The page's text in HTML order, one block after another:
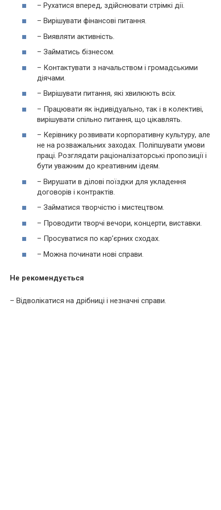
– Рухатися вперед, здійснювати стрімкі дії.
– Вирішувати фінансові питання.
– Виявляти активність.
– Займатись бізнесом.
– Контактувати з начальством і громадськими
діячами.
– Вирішувати питання, які хвилюють всіх.
– Працювати як індивідуально, так і в колективі,
вирішувати спільно питання, що цікавлять.
– Керівнику розвивати корпоративну культуру, але
не на розважальних заходах. Поліпшувати умови
праці. Розглядати раціоналізаторські пропозиції і
бути уважним до креативним ідеям.
– Вирушати в ділові поїздки для укладення
договорів і контрактів.
– Займатися творчістю і мистецтвом.
– Проводити творчі вечори, концерти, виставки.
– Просуватися по кар’єрних сходах.
– Можна починати нові справи.
Не рекомендується
– Відволікатися на дрібниці і незначні справи.